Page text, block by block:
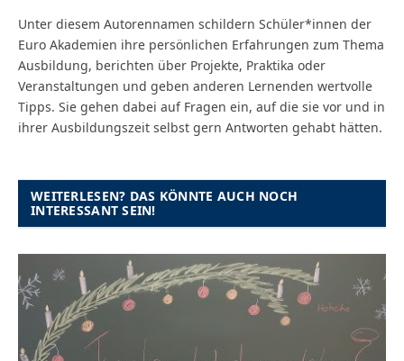
Unter diesem Autorennamen schildern Schüler*innen der
Euro Akademien ihre persönlichen Erfahrungen zum Thema
Ausbildung, berichten über Projekte, Praktika oder
Veranstaltungen und geben anderen Lernenden wertvolle
Tipps. Sie gehen dabei auf Fragen ein, auf die sie vor und in
ihrer Ausbildungszeit selbst gern Antworten gehabt hätten.
WEITERLESEN? DAS KÖNNTE AUCH NOCH
INTERESSANT SEIN!